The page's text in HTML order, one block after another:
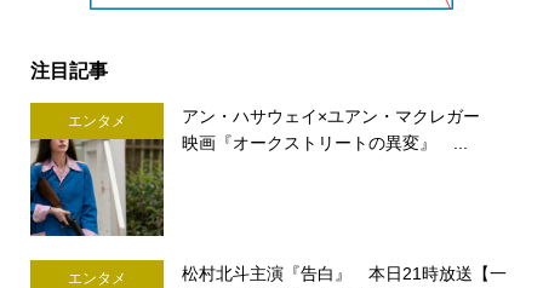
注目記事
エンタメ
アン・ハサウェイ×ユアン・マクレガー
映画『オークストリートの異変』 ...
エンタメ
松村北斗主演『告白』 本日21時放送【一